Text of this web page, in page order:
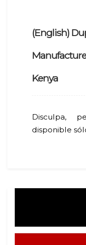
(English)
Kenya
Disculpa,
disponible